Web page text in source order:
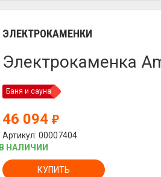
ЭЛЕКТРОКАМЕНКИ
Электрокаменка
Баня и сауна
46 094₽
Артикул: 00007404
В НАЛИЧИИ
КУПИТЬ